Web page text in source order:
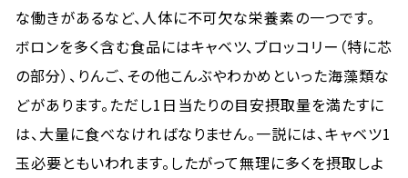
な働きがあるなど、人体に不可欠な栄養素の一つです。
ボロンを多く含む食品にはキャベツ、ブロッコリー（特に芯
の部分）、りんご、その他こんぶやわかめといった海藻類な
どがあります。ただし1日当たりの目安摂取量を満たすに
は、大量に食べなければなりません。一説には、キャベツ1
玉必要ともいわれます。したがって無理に多くを摂取しよ